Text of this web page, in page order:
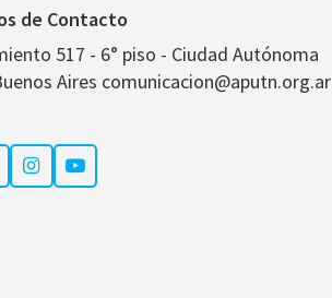
de Contacto
517 - 6° piso - Ciudad Autónoma
Aires comunicacion@aputn.org.ar